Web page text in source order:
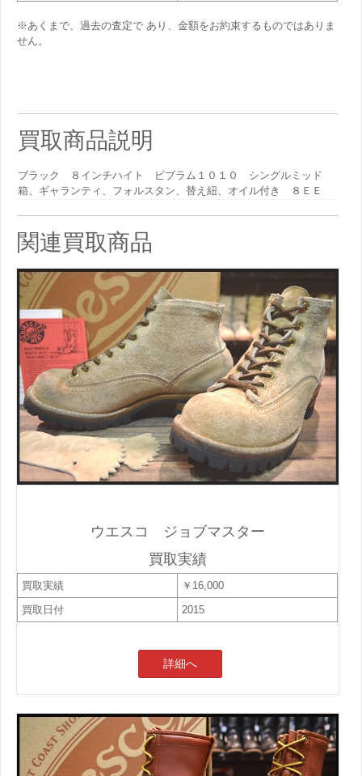
※あくまで、過去の査定で あり、金額をお約束するものではありま
せん。
買取商品説明
ブラック ８インチハイト ビブラム１０１０ シングルミッド
箱、ギャランティ、フォルスタン、替え紐、オイル付き ８ＥＥ
関連買取商品
ウエスコ ジョブマスター
買取実績
買取実績
￥16,000
買取日付
2015
詳細へ